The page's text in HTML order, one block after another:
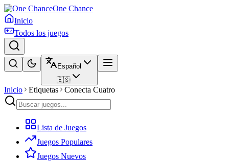
One Chance
Inicio
Todos los juegos
Español
🇪🇸
Inicio Etiquetas Conecta Cuatro
Lista de Juegos
Juegos Populares
Juegos Nuevos